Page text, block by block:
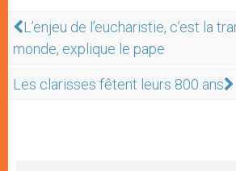
L’enjeu de l’eucharistie, c’est la
monde, explique le pape
Les clarisses fêtent leurs 800 ans